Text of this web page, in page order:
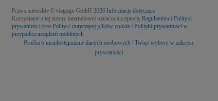
Prawa autorskie © viagogo GmbH 2026 Informacje dotyczące
Korzystanie z tej strony internetowej oznacza akceptację Regulaminu i Polityki
prywatności oraz Polityki dotyczącej plików cookie i Polityki prywatności w
przypadku urządzeń mobilnych
Prośba o nieudostępnianie danych osobowych / Twoje wybory w zakresie
prywatności